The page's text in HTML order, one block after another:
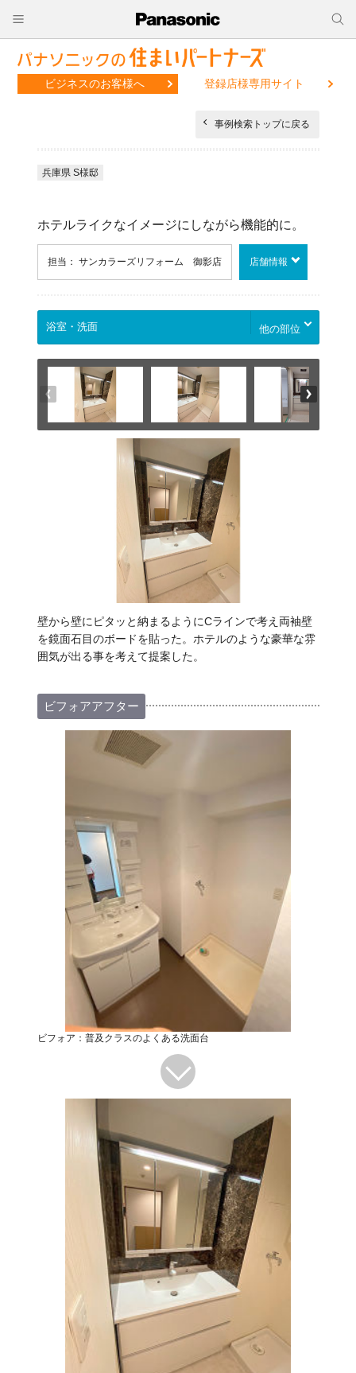
ビジネスのお客様へ 登録店様専用サイト
事例検索トップに戻る
兵庫県 S様邸
ホテルライクなイメージにしながら機能的に。
担当： サンカラーズリフォーム 御影店 店舗情報
他の部位
壁から壁にピタッと納まるようにCラインで考え両袖壁
を鏡面石目のボードを貼った。ホテルのような豪華な雰
囲気が出る事を考えて提案した。
ビフォアアフター
ビフォア：普及クラスのよくある洗面台